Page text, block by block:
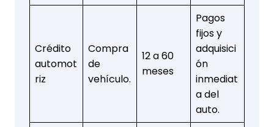
Crédito
automot
riz
Compra
de
vehículo.
12 a 60
meses
Pagos
fijos y
adquisici
ón
inmediat
a del
auto.